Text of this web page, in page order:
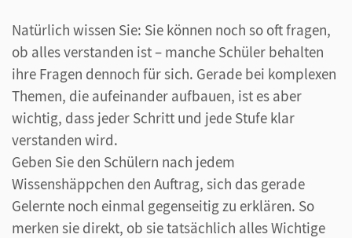
Natürlich wissen Sie: Sie können noch so oft fragen,
ob alles verstanden ist – manche Schüler behalten
ihre Fragen dennoch für sich. Gerade bei komplexen
Themen, die aufeinander aufbauen, ist es aber
wichtig, dass jeder Schritt und jede Stufe klar
verstanden wird.
Geben Sie den Schülern nach jedem
Wissenshäppchen den Auftrag, sich das gerade
Gelernte noch einmal gegenseitig zu erklären. So
merken sie direkt, ob sie tatsächlich alles Wichtige